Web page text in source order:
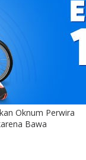
Oknum Perwira
Bawa